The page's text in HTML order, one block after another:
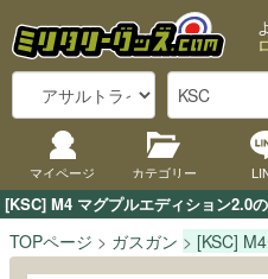
[KSC] M4 マグプルエディション2.0
マイページ カテゴリー
TOPページ ガスガン [KSC]